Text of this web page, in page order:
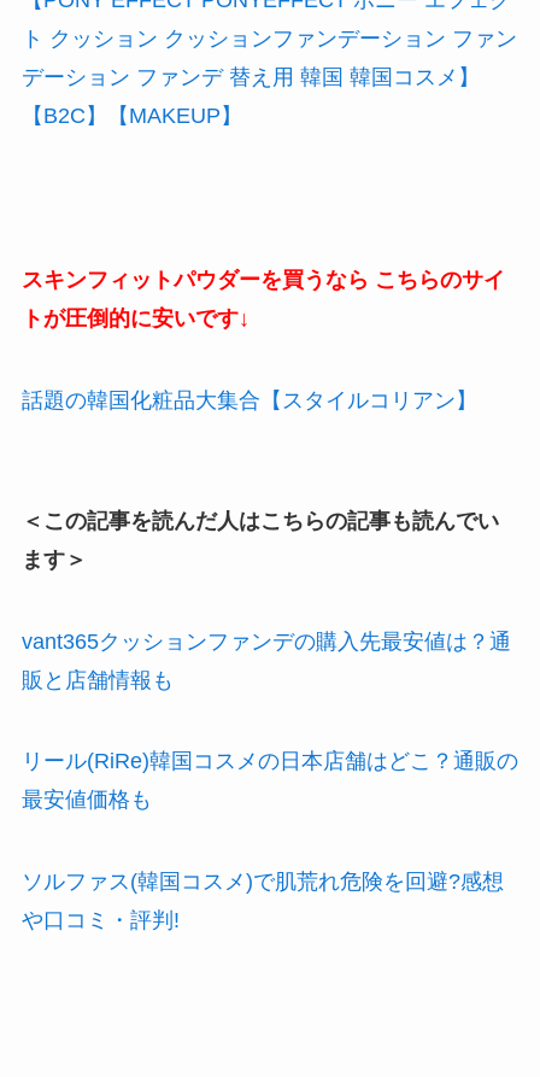
ト クッション クッションファンデーション ファン
デーション ファンデ 替え用 韓国 韓国コスメ】
【B2C】【MAKEUP】
スキンフィットパウダーを買うなら こちらのサイ
トが圧倒的に安いです↓
話題の韓国化粧品大集合【スタイルコリアン】
＜この記事を読んだ人はこちらの記事も読んでい
ます＞
vant365クッションファンデの購入先最安値は？通
販と店舗情報も
リール(RiRe)韓国コスメの日本店舗はどこ？通販の
最安値価格も
ソルファス(韓国コスメ)で肌荒れ危険を回避?感想
や口コミ・評判!